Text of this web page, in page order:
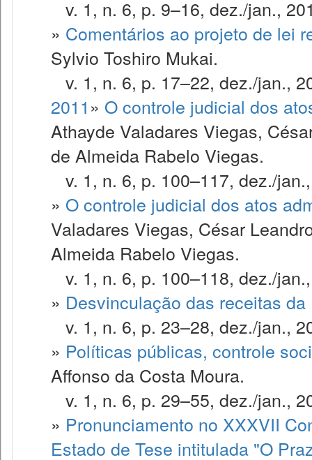
v. 1, n. 6, p. 9–16, dez./jan.,
» Comentários ao projeto de lei
Sylvio Toshiro Mukai.
v. 1, n. 6, p. 17–22, dez./jan.,
2011» O controle judicial dos
Athayde Valadares Viegas,
de Almeida Rabelo Viegas.
v. 1, n. 6, p. 100–117, dez./
» O controle judicial dos atos
Valadares Viegas, César
Almeida Rabelo Viegas.
v. 1, n. 6, p. 100–118, dez./
» Desvinculação das receitas da
v. 1, n. 6, p. 23–28, dez./jan.,
» Políticas públicas, controle
Affonso da Costa Moura.
v. 1, n. 6, p. 29–55, dez./jan.,
» Pronunciamento no XXXVII
Estado de Tese intitulada "O